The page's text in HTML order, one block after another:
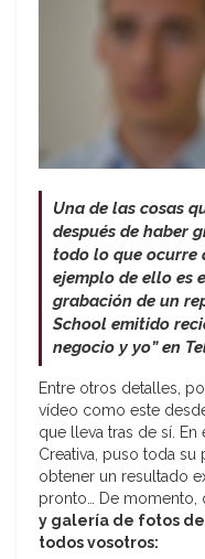
Una de las cosas
después de haber
todo lo que ocurre
ejemplo de ello es
grabación de un
School emitido
negocio y yo” en
Entre otros detalles,
vídeo como este
que lleva tras de sí. En
Creativa, puso toda
obtener un resultado
pronto… De momento,
y galería de fotos
todos vosotros: